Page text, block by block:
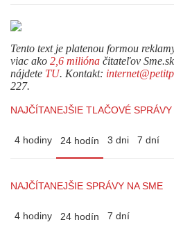
Tento text je platenou formou
viac ako 2,6 milióna čitateľov
nájdete TU. Kontakt:
227.
NAJČÍTANEJŠIE TLAČOVÉ SPRÁVY
4 hodiny 24 hodín 3 dni 7 dní
NAJČÍTANEJŠIE SPRÁVY NA SME
4 hodiny 24 hodín 7 dní